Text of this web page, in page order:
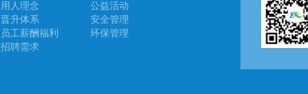
用人理念
晋升体系
员工薪酬福利
招聘需求
公益活动
安全管理
环保管理